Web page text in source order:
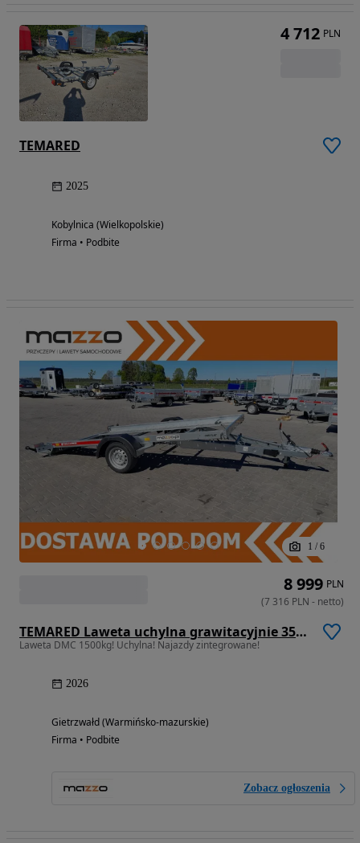
TEMARED
2025
Kobylnica (Wielkopolskie)
Firma • Podbite
4 712 PLN
1 / 6
TEMARED Laweta uchylna grawitacyjnie 350x180cm DMC1500kg, najazdy zintegrowane
Laweta DMC 1500kg! Uchylna! Najazdy zintegrowane!
2026
Gietrzwałd (Warmińsko-mazurskie)
Firma • Podbite
Zobacz ogłoszenia
8 999 PLN
(7 316 PLN - netto)